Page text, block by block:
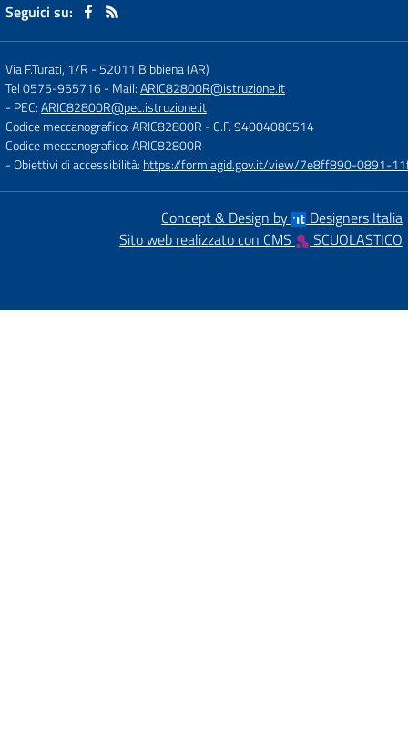
Seguici su:
Via F.Turati, 1/R -52011 Bibbiena (AR)
Tel 0575-955716- Mail:ARIC82800R@istruzione.it
- PEC:ARIC82800R@pec.istruzione.it
Codice meccanografico: ARIC82800R - C.F. 94004080514
Codice meccanografico: ARIC82800R
- Obiettivi di accessibilità: https://form.agid.gov.it/view/7e8ff890-0891-
Concept & Design by
Designers Italia
Sito web realizzato con CMS
SCUOLASTICO